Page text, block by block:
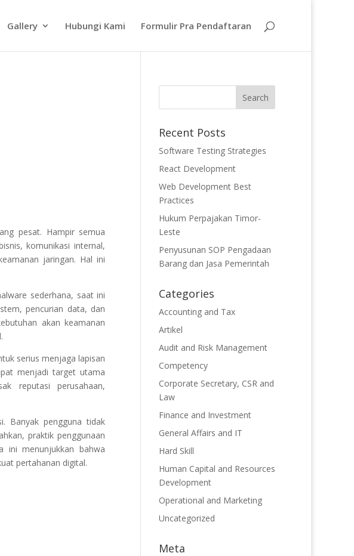
Gallery Hubungi Kami Formulir Pra Pendaftaran
pesat. Hampir semua
komunikasi internal,
jaringan. Hal ini
sederhana, saat ini
pencurian data, dan
akan keamanan
serius menjaga lapisan
menjadi target utama
reputasi perusahaan,
Banyak pengguna tidak
praktik penggunaan
ini menunjukkan bahwa
pertahanan digital.
Recent Posts
Software Testing Strategies
React Development
Web Development Best
Practices
Hukum Perpajakan Timor-
Leste
Penyusunan SOP Pengadaan
Barang dan Jasa Pemerintah
Categories
Accounting and Tax
Artikel
Audit and Risk Management
Competency
Corporate Secretary, CSR and
Law
Finance and Investment
General Affairs and IT
Hard Skill
Human Capital and Resources
Development
Operational and Marketing
Uncategorized
Meta